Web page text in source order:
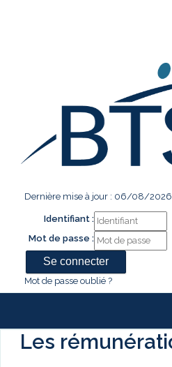
Dernière mise à jour : 06/08/2026
Identifiant :
Mot de passe :
Mot de passe oublié ?
Les